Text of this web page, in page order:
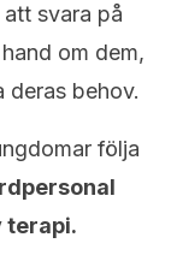
att svara på
om dem,
deras behov.
följa
terapi.